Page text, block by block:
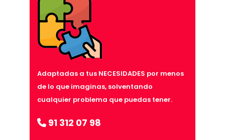
Adaptadas a tus NECESIDADES por menos
de lo que imaginas, solventando
cualquier problema que puedas tener.
91 312 07 98